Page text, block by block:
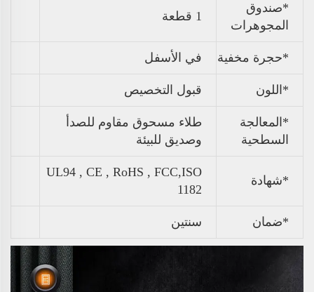
*صندوق
المجوهرات
1 قطعة
*حجرة مخفية في الأسفل
*اللون قبول التخصيص
*المعالجة
السطحية
طلاء مسحوق مقاوم للصدأ
وصديق للبيئة
*شهادة
UL94 , CE , RoHS , FCC,ISO
1182
*ضمان سنتين